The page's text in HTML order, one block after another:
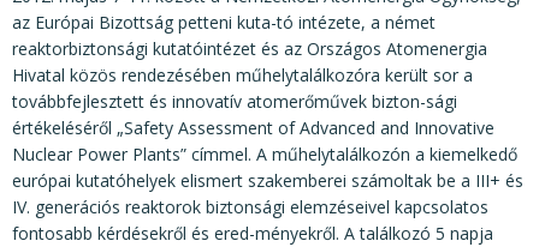
az Európai Bizottság petteni kuta-tó intézete, a német
reaktorbiztonsági kutatóintézet és az Országos Atomenergia
Hivatal közös rendezésében műhelytalálkozóra került sor a
továbbfejlesztett és innovatív atomerőművek bizton-sági
értékeléséről „Safety Assessment of Advanced and Innovative
Nuclear Power Plants” címmel. A műhelytalálkozón a kiemelkedő
európai kutatóhelyek elismert szakemberei számoltak be a III+ és
IV. generációs reaktorok biztonsági elemzéseivel kapcsolatos
fontosabb kérdésekről és ered-ményekről. A találkozó 5 napja